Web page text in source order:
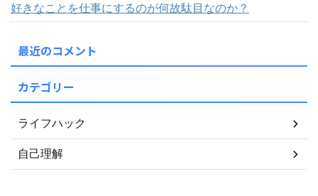
好きなことを仕事にするのが何故駄目なのか？
最近のコメント
カテゴリー
ライフハック
自己理解